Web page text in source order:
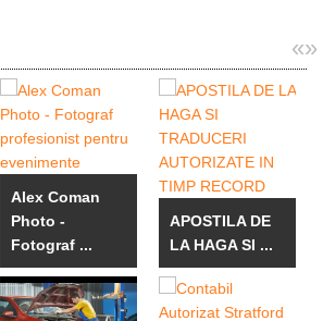
«»
Alex Coman
Photo -
Fotograf ...
APOSTILA DE
LA HAGA SI ...